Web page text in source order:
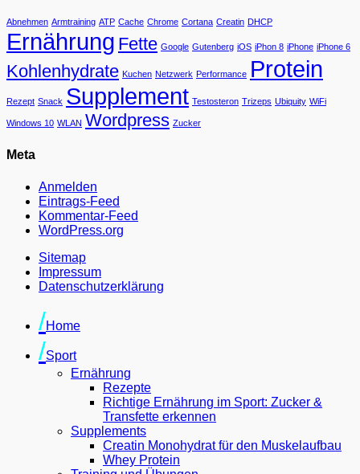
Abnehmen Armtraining ATP Cache Chrome Cortana Creatin DHCP
Ernährung Fette Google Gutenberg iOS iPhon 8 iPhone iPhone 6
Kohlenhydrate Kuchen Netzwerk Performance Protein
Rezept Snack Supplement Testosteron Trizeps Ubiquity WiFi
Windows 10 WLAN Wordpress Zucker
Meta
Anmelden
Eintrags-Feed
Kommentar-Feed
WordPress.org
Sitemap
Impressum
Datenschutzerklärung
Facebook
Twitter
GitHub
LinkedIn
Pinterest
pinnen
Instagram
Spotify
oben
scrollen
Home
Sport
Ernährung
Rezepte
Richtige Ernährung im Sport: Zucker &
Transfette erkennen
Supplements
Creatin Monohydrat für den Muskelaufbau
Whey Protein